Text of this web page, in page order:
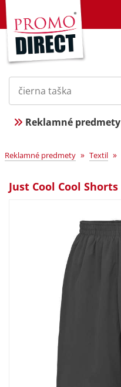
Reklamné predmety
Reklamné predmety » Textil »
Just Cool Cool Shorts